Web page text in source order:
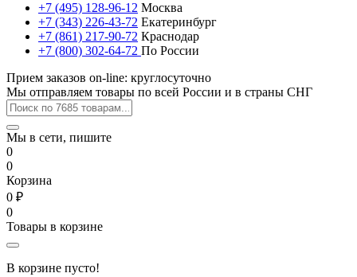
+7 (495) 128-96-12 Москва
+7 (343) 226-43-72 Екатеринбург
+7 (861) 217-90-72 Краснодар
+7 (800) 302-64-72 По России
Прием заказов on-line: круглосуточно
Мы отправляем товары по всей России и в страны СНГ
Мы в сети, пишите
0
0
Корзина
0 ₽
0
Товары в корзине
В корзине пусто!